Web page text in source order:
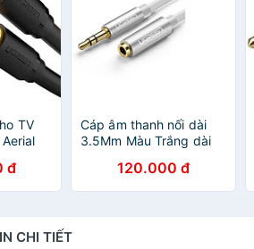
TV
Hàng
đ
Cáp âm thanh nối dài
3.5Mm Màu Trắng dài
Av118 - HÀNG CHÍNH
HÃNG
120.000 đ
CHI TIẾT